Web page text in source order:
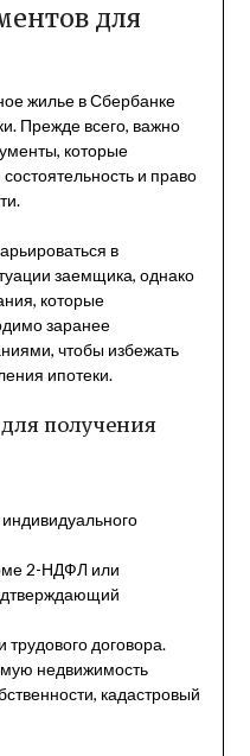
для
жилье в Сбербанке
Прежде всего, важно
которые
и право
в
заемщика, однако
которые
заранее
чтобы избежать
ипотеки.
получения
2-НДФЛ или
трудового договора.
недвижимость
кадастровый